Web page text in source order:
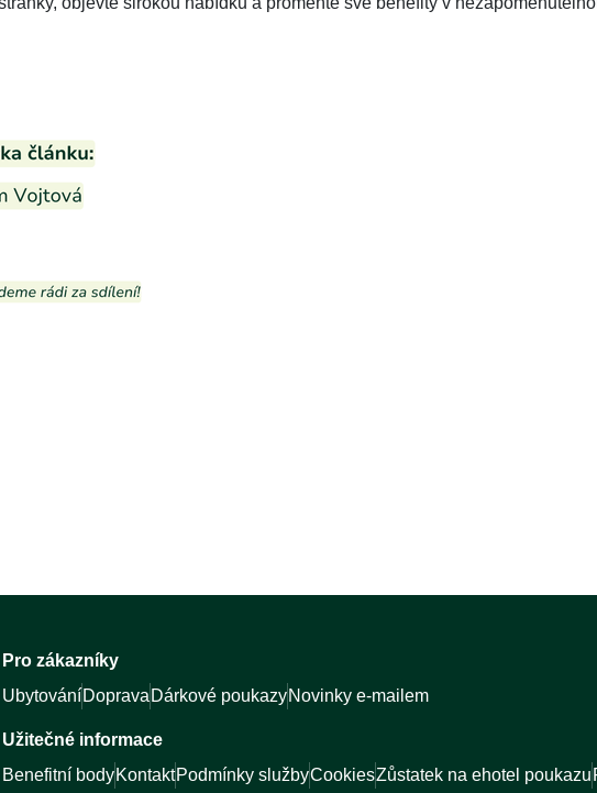
Pro zákazníky
UbytováníDoprava Dárkové poukazyNovinky e-mailem
Užitečné informace
Benefitní bodyKontaktPodmínky službyCookiesZůstatek na ehotel poukazu